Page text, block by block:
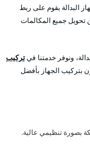
البدالة يقوم على ربط
جميع المكالمات
ونوفر خدمتنا فيتركيب
بتركيب الجهاز بأفضل
بصورة تنظيمي عالية.